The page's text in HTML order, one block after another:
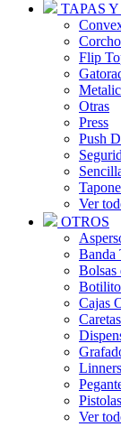
TAPAS
Flip
Otras
Press
Push
Ver
OTROS
Banda
Bolsas
Cajas
Linners
Ver